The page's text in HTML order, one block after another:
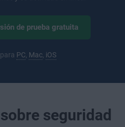
de prueba gratuita
PC Mac, iOS
seguridad